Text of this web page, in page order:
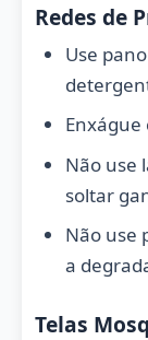
Redes de
Use
Não use
soltar
Não use
a
Telas